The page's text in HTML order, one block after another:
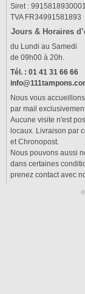
Siret :
TVA FR34991581893
Jours & Horaires
du Lundi au Samedi
de 09h00 à 20h.
Tél. : 01 41 31 66 66
Nous vous
par mail
Aucune visite n'est
locaux. Livraison par
et Chronopost.
Nous pouvons aussi
dans certaines
prenez contact avec